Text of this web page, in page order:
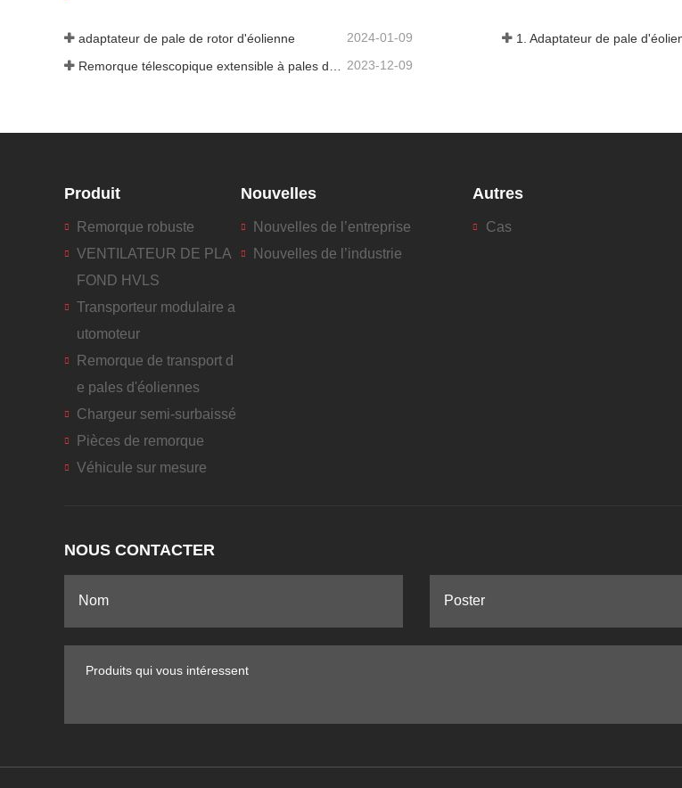
adaptateur de pale de rotor d'éolienne 2024-01-09
Remorque télescopique extensible à pales de turbine à vent 2023-12-09
Produit
Remorque robuste
VENTILATEUR DE PLA
FOND HVLS
Transporteur modulaire a
utomoteur
Remorque de transport d
e pales d'éoliennes
Chargeur semi-surbaissé
Pièces de remorque
Véhicule sur mesure
Nouvelles
Nouvelles de l’entreprise
Nouvelles de l’industrie
Autres
Cas
NOUS CONTACTER